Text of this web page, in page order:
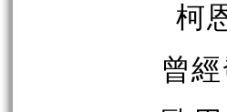
柯
曾